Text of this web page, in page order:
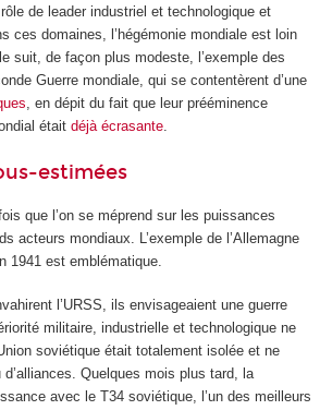
de leader industriel et technologique et
ces domaines, l’hégémonie mondiale est loin
suit, de façon plus modeste, l’exemple des
Guerre mondiale, qui se contentèrent d’une
, en dépit du fait que leur prééminence
était déjà écrasante.
estimées
que l’on se méprend sur les puissances
acteurs mondiaux. L’exemple de l’Allemagne
1941 est emblématique.
l’URSS, ils envisageaient une guerre
militaire, industrielle et technologique ne
soviétique était totalement isolée et ne
d’alliances. Quelques mois plus tard, la
avec le T34 soviétique, l’un des meilleurs